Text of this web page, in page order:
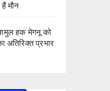
मौन
हक मेगनू को
अतिरिक्त प्रभार